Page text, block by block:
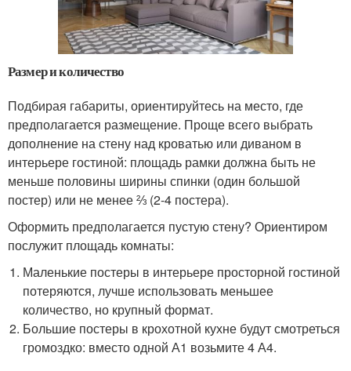
Размер и количество
Подбирая габариты, ориентируйтесь на место, где
предполагается размещение. Проще всего выбрать
дополнение на стену над кроватью или диваном в
интерьере гостиной: площадь рамки должна быть не
меньше половины ширины спинки (один большой
постер) или не менее ⅔ (2-4 постера).
Оформить предполагается пустую стену? Ориентиром
послужит площадь комнаты:
Маленькие постеры в интерьере просторной гостиной
потеряются, лучше использовать меньшее
количество, но крупный формат.
Большие постеры в крохотной кухне будут смотреться
громоздко: вместо одной А1 возьмите 4 А4.